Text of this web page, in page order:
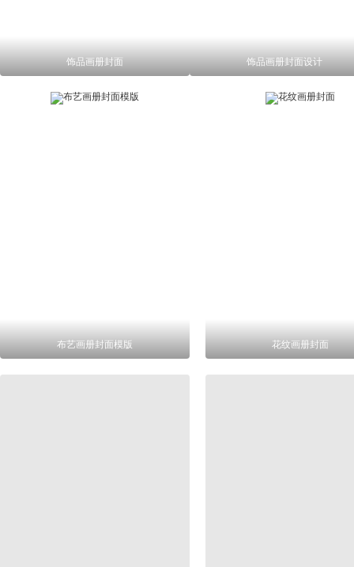
饰品画册封面 饰品画册封面设计
布艺画册封面模版 花纹画册封面